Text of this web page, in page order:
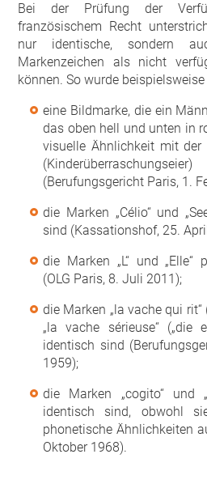
Bei der Prüfung der
französischem Recht
nur identische, sondern
Markenzeichen als nicht
können. So wurde
eine Bildmarke, die ein
das oben hell und unten in
visuelle Ähnlichkeit mit der
(Berufungsgericht Paris, 1.
die Marken „Célio“ und
sind (Kassationshof, 25.
die Marken „L“ und
(OLG Paris, 8. Juli 2011);
die Marken „la vache qui rit“
„la vache sérieuse“ („die
identisch sind
1959);
die Marken „cogito“ und
identisch sind, obwohl
phonetische Ähnlichkeiten
Oktober 1968).